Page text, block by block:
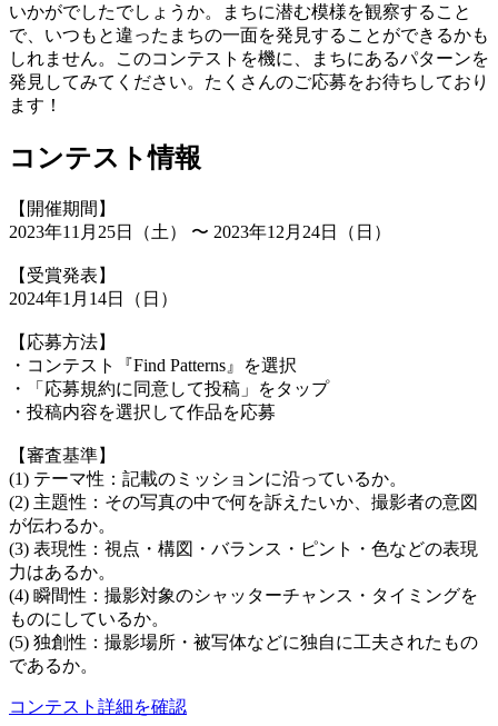
いかがでしたでしょうか。まちに潜む模様を観察すること
で、いつもと違ったまちの一面を発見することができるかも
しれません。このコンテストを機に、まちにあるパターンを
発見してみてください。たくさんのご応募をお待ちしており
ます！
コンテスト情報
【開催期間】
2023年11月25日（土） 〜 2023年12月24日（日）
【受賞発表】
2024年1月14日（日）
【応募方法】
・コンテスト『Find Patterns』を選択
・「応募規約に同意して投稿」をタップ
・投稿内容を選択して作品を応募
【審査基準】
(1) テーマ性：記載のミッションに沿っているか。
(2) 主題性：その写真の中で何を訴えたいか、撮影者の意図
が伝わるか。
(3) 表現性：視点・構図・バランス・ピント・色などの表現
力はあるか。
(4) 瞬間性：撮影対象のシャッターチャンス・タイミングを
ものにしているか。
(5) 独創性：撮影場所・被写体などに独自に工夫されたもの
であるか。
コンテスト詳細を確認